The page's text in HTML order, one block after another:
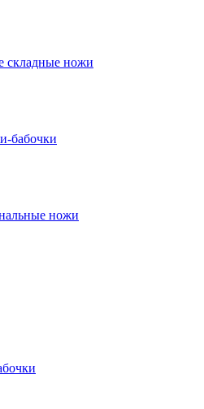
складные ножи
бабочки
ножи